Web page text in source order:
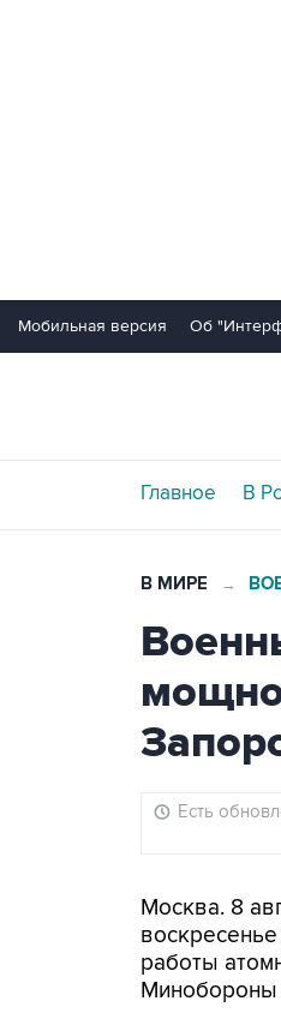
Мобильная версия Об
Главное В
В МИРЕ →
Есть
Москва. 8
работы